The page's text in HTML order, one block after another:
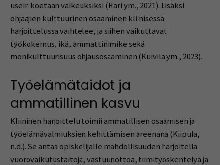
usein koetaan vaikeuksiksi (Hari ym., 2021). Lisäksi
ohjaajien kulttuurinen osaaminen kliinisessä
harjoittelussa vaihtelee, ja siihen vaikuttavat
työkokemus, ikä, ammattinimike sekä
monikulttuurisuus ohjausosaaminen (Kuivila ym., 2023).
Työelämätaidot ja
ammatillinen kasvu
Kliininen harjoittelu toimii ammatillisen osaamisen ja
työelämävalmiuksien kehittämisen areenana (Kiipula,
n.d.). Se antaa opiskelijalle mahdollisuuden harjoitella
vuorovaikutustaitoja, vastuunottoa, tiimityöskentelyä ja